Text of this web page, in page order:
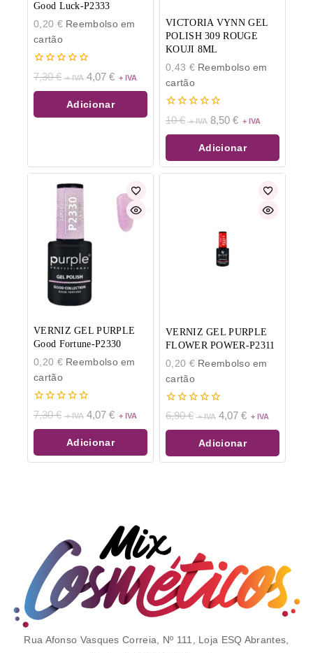
Good Luck-P2333
0,20 €Reembolso em
cartão
0
de
5
7,30€ 4,07 €
Adicionar
VICTORIA VYNN GEL
POLISH 309 ROUGE
KOUJI 8ML
0,43 €Reembolso em
cartão
0
de
5
10€ 8,50 €
Adicionar
VERNIZ GEL PURPLE
Good Fortune-P2330
0,20 €Reembolso em
cartão
0
de
5
7,30€ 4,07 €
Adicionar
VERNIZ GEL PURPLE
FLOWER POWER-P2311
0,20 €Reembolso em
cartão
0
de
5
6,90€ 4,07 €
Adicionar
Rua Afonso Vasques Correia, Nº 111, Loja ESQ Abrantes,